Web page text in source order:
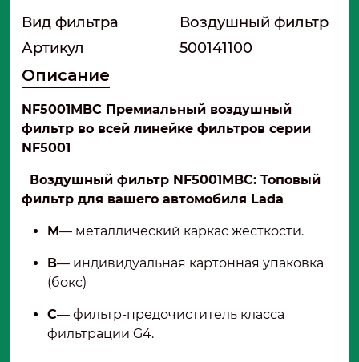
Вид фильтра
Воздушный фильтр
Артикул
500141100
Описание
NF5001MBC Премиальный воздушный
фильтр во всей линейке фильтров серии
NF5001
Воздушный фильтр NF5001MBC: Топовый
фильтр для вашего автомобиля Lada
М— металлический каркас жесткости.
В— индивидуальная картонная упаковка
(бокс)
С— фильтр-предочиститель класса
фильтрации G4.